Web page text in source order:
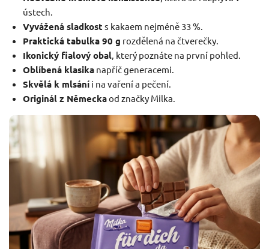
ústech.
Vyvážená sladkost s kakaem nejméně 33 %.
Praktická tabulka 90 g rozdělená na čtverečky.
Ikonický fialový obal , který poznáte na první pohled.
Oblíbená klasikanapříč generacemi.
Skvělá k mlsáníi na vaření a pečení.
Originál z Německaod značky Milka.